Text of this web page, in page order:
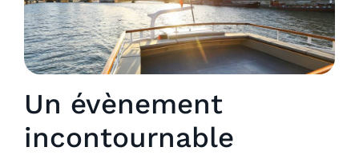
Un évènement
incontournable